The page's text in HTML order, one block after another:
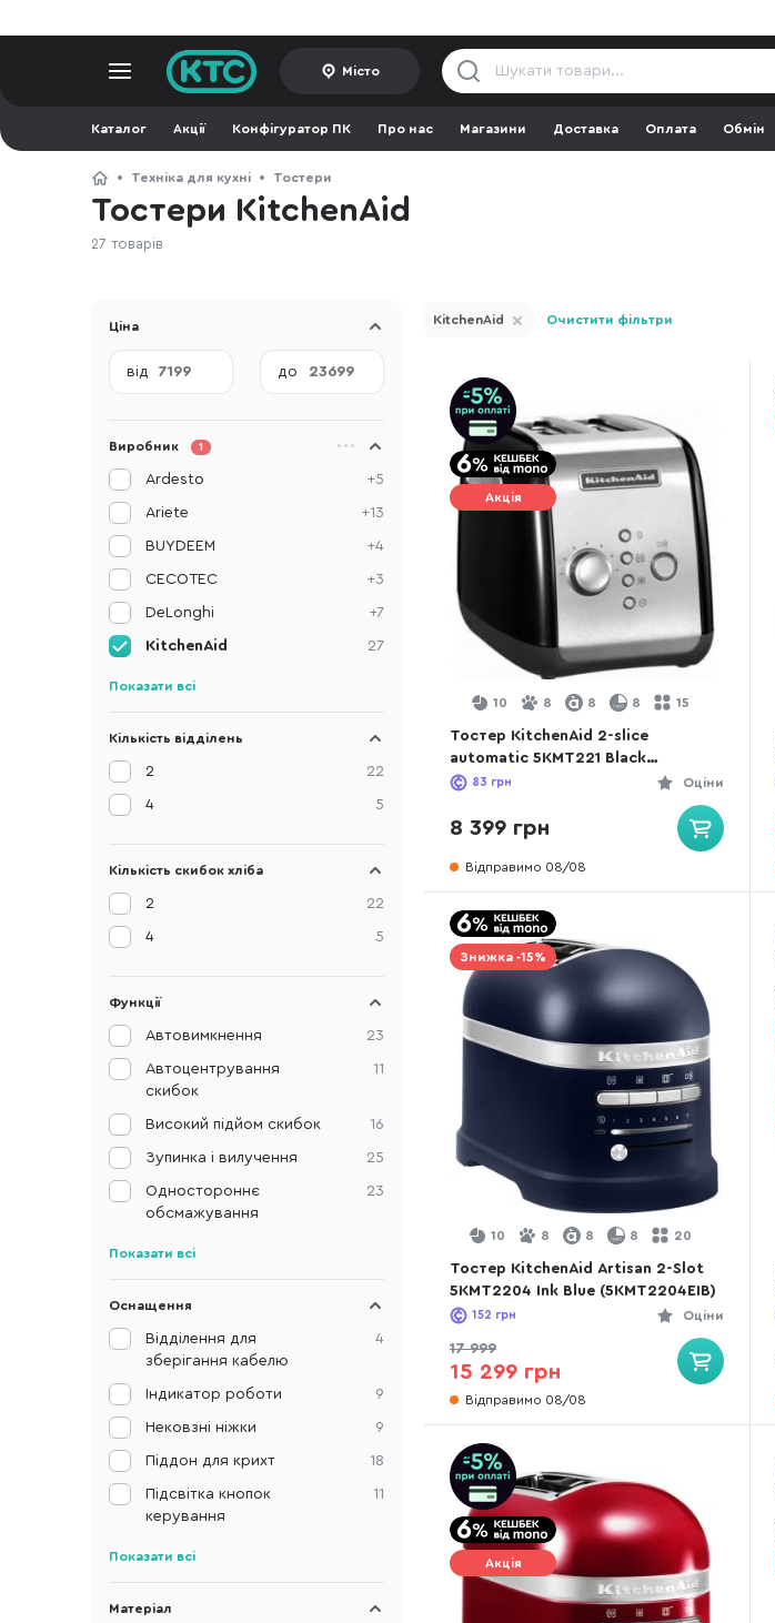
Місто
Каталог Акції Конфігуратор ПК Про нас Магазини Доставка Оплата Обмін
Техніка для кухні Тостери
Тостери KitchenAid
27 товарів
KitchenAid Очистити фільтри
Акція
10 8 8 8 15
Тостер KitchenAid 2-slice
automatic 5KMT221 Black
(5KMT221EOB)
Оціни
83 грн
8 399 грн
Відправимо 08/08
Знижка -15%
10 8 8 8 20
Тостер KitchenAid Artisan 2-Slot
5KMT2204 Ink Blue (5KMT2204EIB)
Оціни
152 грн
17 999
15 299 грн
Відправимо 08/08
Акція
Ціна
від до
Виробник 1
+5
Ardesto
+13
Ariete
+4
BUYDEEM
+3
CECOTEC
+7
DeLonghi
27
KitchenAid
Показати всі
Кількість відділень
22
2
5
4
Кількість скибок хліба
22
2
5
4
Функції
23
Автовимкнення
11
Автоцентрування
скибок
16
Високий підйом скибок
25
Зупинка і вилучення
23
Одностороннє
обсмажування
Показати всі
Оснащення
4
Відділення для
зберігання кабелю
9
Індикатор роботи
9
Нековзні ніжки
18
Піддон для крихт
11
Підсвітка кнопок
керування
Показати всі
Матеріал